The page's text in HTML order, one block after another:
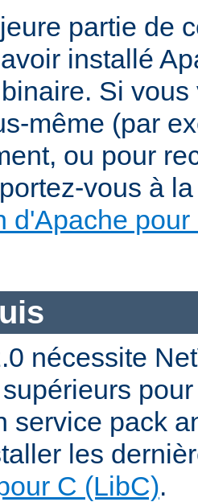
partie de
installé
Si
même (par
ou pour
vous à
d'Apache
nécessite
service pack
les
C (LibC).